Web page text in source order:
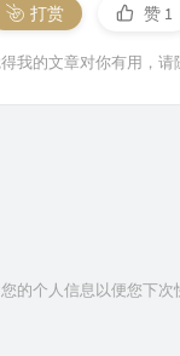
打赏 赞 1
我的文章对你有用，请
的个人信息以便您下